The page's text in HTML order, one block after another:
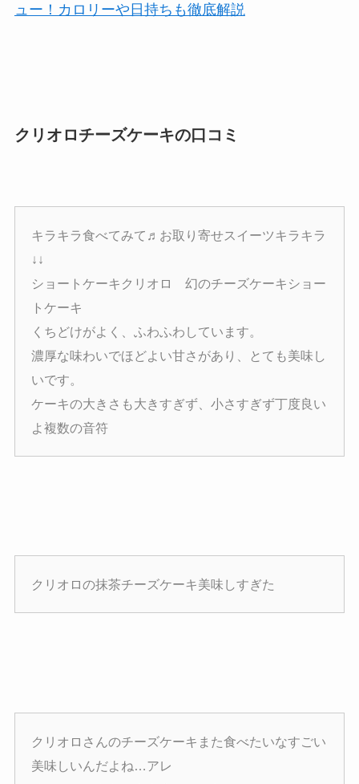
ュー！カロリーや日持ちも徹底解説
クリオロチーズケーキの口コミ
キラキラ食べてみて♬お取り寄せスイーツキラキラ
↓↓
ショートケーキクリオロ 幻のチーズケーキショー
トケーキ
くちどけがよく、ふわふわしています。
濃厚な味わいでほどよい甘さがあり、とても美味し
いです。
ケーキの大きさも大きすぎず、小さすぎず丁度良い
よ複数の音符
クリオロの抹茶チーズケーキ美味しすぎた
クリオロさんのチーズケーキまた食べたいなすごい
美味しいんだよね…アレ